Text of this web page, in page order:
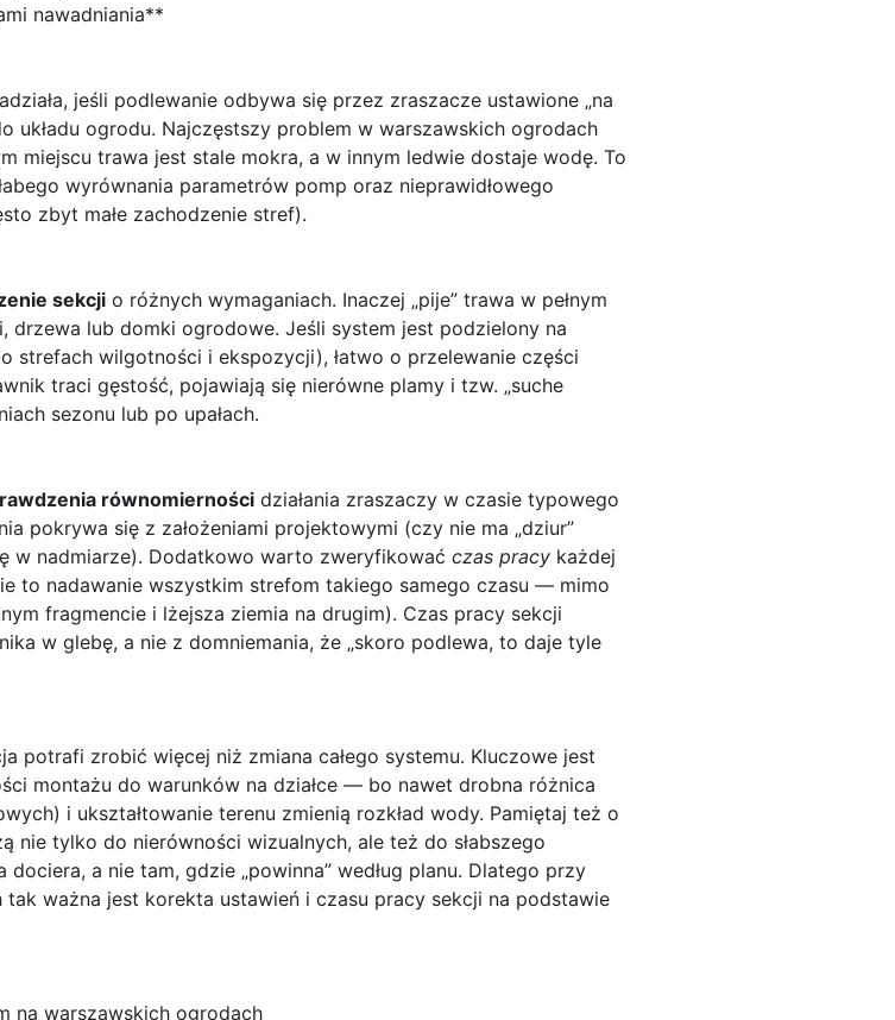
nawadniania**
jeśli podlewanie odbywa się przez zraszacze ustawione „na
układu ogrodu. Najczęstszy problem w warszawskich ogrodach
miejscu trawa jest stale mokra, a w innym ledwie dostaje wodę. To
wyrównania parametrów pomp oraz nieprawidłowego
zbyt małe zachodzenie stref).
sekcji o różnych wymaganiach. Inaczej „pije” trawa w pełnym
drzewa lub domki ogrodowe. Jeśli system jest podzielony na
strefach wilgotności i ekspozycji), łatwo o przelewanie części
traci gęstość, pojawiają się nierówne plamy i tzw. „suche
sezonu lub po upałach.
równomierności działania zraszaczy w czasie typowego
pokrywa się z założeniami projektowymi (czy nie ma „dziur”
w nadmiarze). Dodatkowo warto zweryfikować czas pracy każdej
to nadawanie wszystkim strefom takiego samego czasu — mimo
fragmencie i lżejsza ziemia na drugim). Czas pracy sekcji
w glebę, a nie z domniemania, że „skoro podlewa, to daje tyle
potrafi zrobić więcej niż zmiana całego systemu. Kluczowe jest
montażu do warunków na działce — bo nawet drobna różnica
i ukształtowanie terenu zmienią rozkład wody. Pamiętaj też o
nie tylko do nierówności wizualnych, ale też do słabszego
a nie tam, gdzie „powinna” według planu. Dlatego przy
ważna jest korekta ustawień i czasu pracy sekcji na podstawie
na warszawskich ogrodach